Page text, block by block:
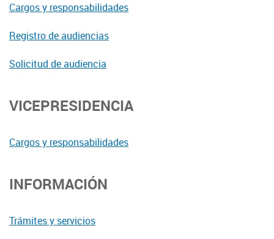
Cargos y responsabilidades
Registro de audiencias
Solicitud de audiencia
VICEPRESIDENCIA
Cargos y responsabilidades
INFORMACIÓN
Trámites y servicios